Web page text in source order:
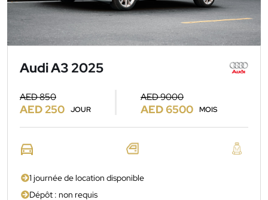
Audi A3 2025
AED 850
AED 250 JOUR
AED 9000
AED 6500 MOIS
1 journée de location disponible
Dépôt : non requis